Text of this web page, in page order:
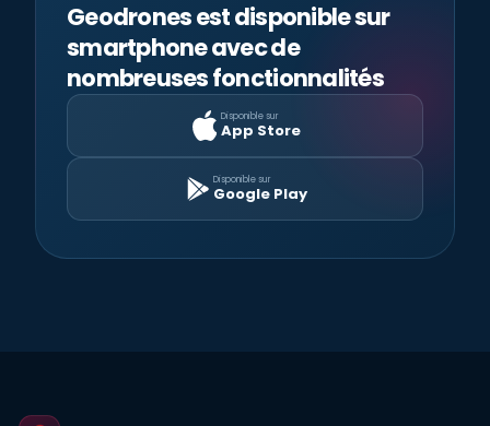
Geodrones est disponible sur
smartphone avec de
nombreuses fonctionnalités
Disponible sur
App Store
Disponible sur
Google Play